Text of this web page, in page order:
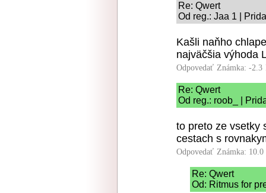
Re: Qwert
Od reg.: Jaa 1 |
Kašli naňho
najväčšia výhoda
Odpovedať Známka: -2.3
Re: Qwert
Od reg.: roob_ |
to preto ze vsetky
cestach s
Odpovedať Známka: 10.0
Re: Qwert
Od: Ritmus for